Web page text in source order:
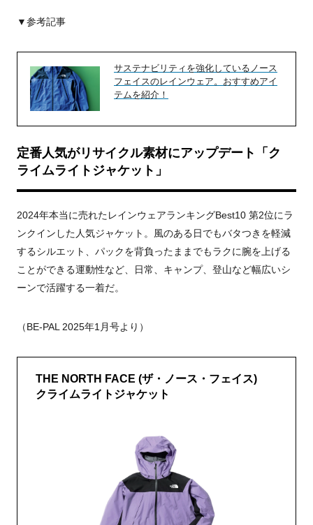
▼参考記事
サステナビリティを強化しているノース
フェイスのレインウェア。おすすめアイ
テムを紹介！
定番人気がリサイクル素材にアップデート「ク
ライムライトジャケット」
2024年本当に売れたレインウェアランキングBest10 第2位にラ
ンクインした人気ジャケット。風のある日でもバタつきを軽減
するシルエット、パックを背負ったままでもラクに腕を上げる
ことができる運動性など、日常、キャンプ、登山など幅広いシ
ーンで活躍する一着だ。
（BE-PAL 2025年1月号より）
THE NORTH FACE (ザ・ノース・フェイス)
クライムライトジャケット